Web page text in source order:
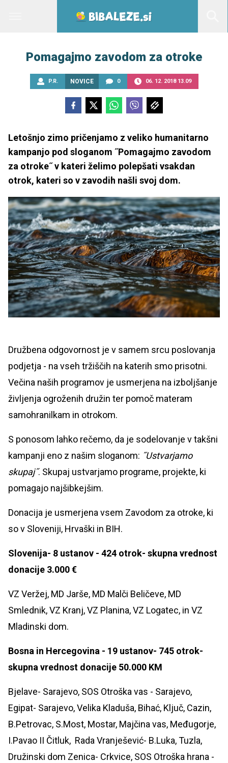
Pomagajmo zavodom za otroke
P.R. NOVICE 0 06. 12. 2018 13.09
Letošnjo zimo pričenjamo z veliko humanitarno
kampanjo pod sloganom ˝Pomagajmo zavodom
za otroke˝ v kateri želimo polepšati vsakdan
otrok, kateri so v zavodih našli svoj dom.
Družbena odgovornost je v samem srcu poslovanja
podjetja - na vseh tržiščih na katerih smo prisotni.
Večina naših programov je usmerjena na izboljšanje
življenja ogroženih družin ter pomoč materam
samohranilkam in otrokom.
S ponosom lahko rečemo, da je sodelovanje v takšni
kampanji eno z našim sloganom: ˝Ustvarjamo
skupaj˝. Skupaj ustvarjamo programe, projekte, ki
pomagajo najšibkejšim.
Donacija je usmerjena vsem Zavodom za otroke, ki
so v Sloveniji, Hrvaški in BIH.
Slovenija- 8 ustanov - 424 otrok- skupna vrednost
donacije 3.000 €
VZ Veržej, MD Jarše, MD Malči Beličeve, MD
Smlednik, VZ Kranj, VZ Planina, VZ Logatec, in VZ
Mladinski dom.
Bosna in Hercegovina - 19 ustanov- 745 otrok-
skupna vrednost donacije 50.000 KM
Bjelave- Sarajevo, SOS Otroška vas - Sarajevo,
Egipat- Sarajevo, Velika Kladuša, Bihać, Ključ, Cazin,
B.Petrovac, S.Most, Mostar, Majčina vas, Međugorje,
I.Pavao II Čitluk, Rada Vranješević- B.Luka, Tuzla,
Družinski dom Zenica- Crkvice, SOS Otroška hrana -